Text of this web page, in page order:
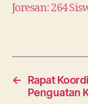
Joresan: 264
←
Rapat
Penguatan